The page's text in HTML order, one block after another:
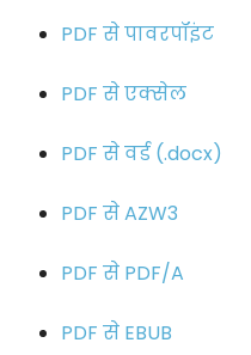
PDF से पावरपॉइंट
PDF से एक्सेल
PDF से वर्ड (.docx)
PDF से AZW3
PDF से PDF/A
PDF से EBUB